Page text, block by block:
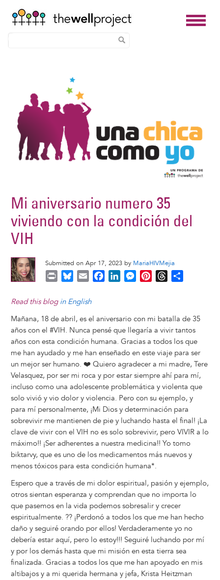
Mi aniversario numero 35
viviendo con la condición del
VIH
Submitted on Apr 17, 2023 by MariaHIVMejia
i
t
u
s
k
y
a
l
b
o
o
k
e
d
I
n
M
e
n
g
e
r
e
r
e
s
t
a
d
s
e
Read this blog in English
Mañana, 18 de abril, es el aniversario con mi batalla de 35
años con el #VIH. Nunca pensé que llegaría a vivir tantos
años con esta condición humana. Gracias a todos los que
me han ayudado y me han enseñado en este viaje para ser
un mejor ser humano. ❤️ Quiero agradecer a mi madre, Tere
Velasquez, por ser mi roca y por estar siempre ahí para mí,
incluso como una adolescente problemática y violenta que
solo vivió y vio dolor y violencia. Pero con su ejemplo, y
para mí personalmente, ¡Mi Dios y determinación para
sobrevivir me mantienen de pie y luchando hasta el final! ¡La
clave de vivir con el VIH no es solo sobrevivir, pero VIVIR a lo
máximo!! ¡Ser adherentes a nuestra medicina!! Yo tomo
biktarvy, que es uno de los medicamentos más nuevos y
menos tóxicos para esta condición humana*.
Espero que a través de mi dolor espiritual, pasión y ejemplo,
otros sientan esperanza y comprendan que no importa lo
que pasemos en la vida podemos sobresalir y crecer
espiritualmente. ?? ¡Perdonó a todos los que me han hecho
daño y seguiré orando por ellos! Verdaderamente yo no
debería estar aquí, pero lo estoy!!! Seguiré luchando por mí
y por los demás hasta que mi misión en esta tierra sea
finalizada. Gracias a todos los que me han apoyado en mis
altibajos y a mi querida hermana y jefa, Krista Heitzman